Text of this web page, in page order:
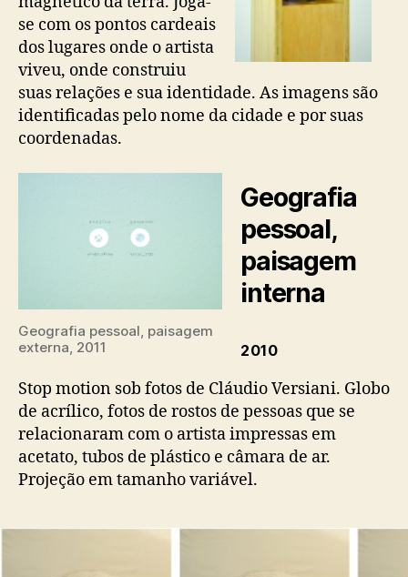
se com os pontos cardeais
dos lugares onde o artista
viveu, onde construiu
suas relações e sua identidade. As imagens são
identificadas pelo nome da cidade e por suas
coordenadas.
Geografia pessoal, paisagem
externa, 2011
Geografia
pessoal,
paisagem
interna
2010
Stop motion sob fotos de Cláudio Versiani. Globo
de acrílico, fotos de rostos de pessoas que se
relacionaram com o artista impressas em
acetato, tubos de plástico e câmara de ar.
Projeção em tamanho variável.